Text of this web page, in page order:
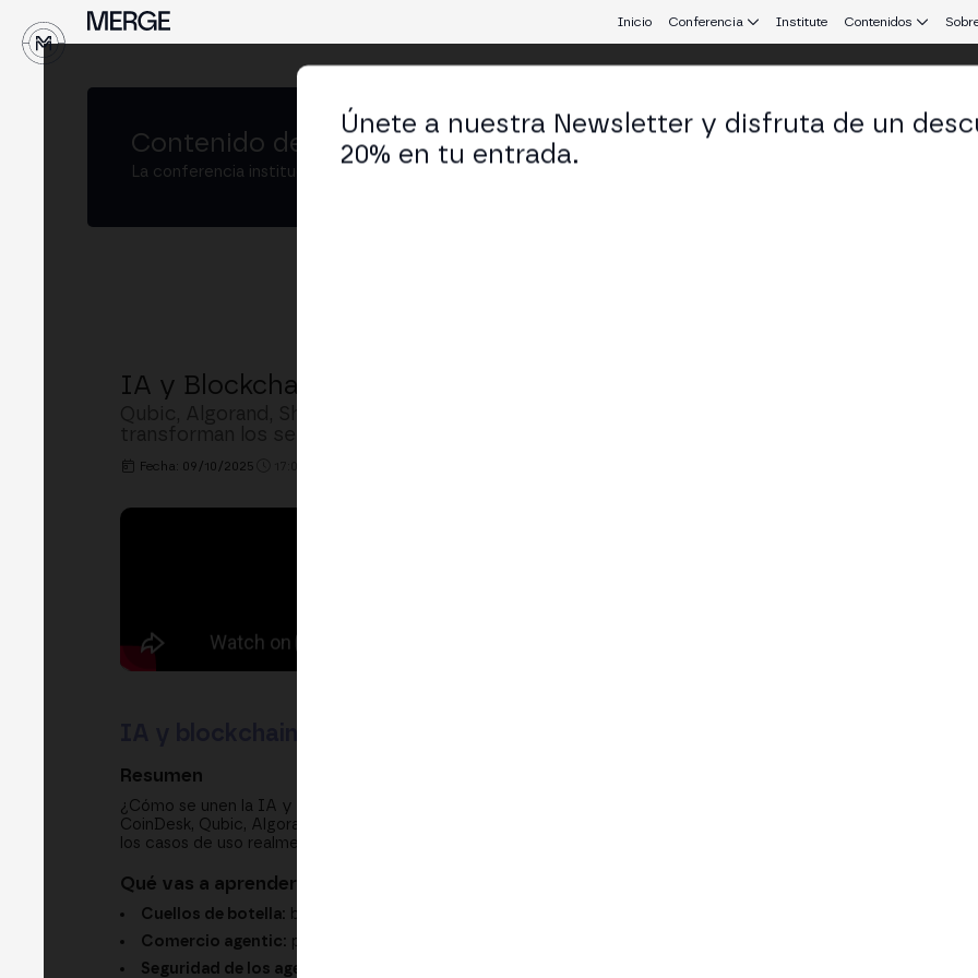
Inicio Conferencia Institute Contenidos
Contenido de MERGE Madrid 25
La conferencia institucional de cripto y Web3 que conecta Europa y Latinoamérica.
IA y Blockchain: la Nueva Generación de Servicios Financieros
Fecha: 09/10/2025
Resumen
¿Cómo se unen la IA y la blockchain para transformar los servicios financieros? En esta mesa redonda de MERGE
CoinDesk, Qubic, Algorand, Shakers y Giza debaten la infraestructura necesaria, el comercio agentic (agentes
los casos de uso realmente “bancables”, la fragmentación de DeFi y la gobernanza para que todo esto funcione
Qué vas a aprender
Cuellos de botella: base de datos, TPS y cómo escalar para un mundo de agentes
Comercio agentic: por qué cripto es el raíl de pago para que los agentes se paguen entre sí
Seguridad de los agentes:
Únete a nuestra Newsletter y disfruta de un
20% en tu entrada.